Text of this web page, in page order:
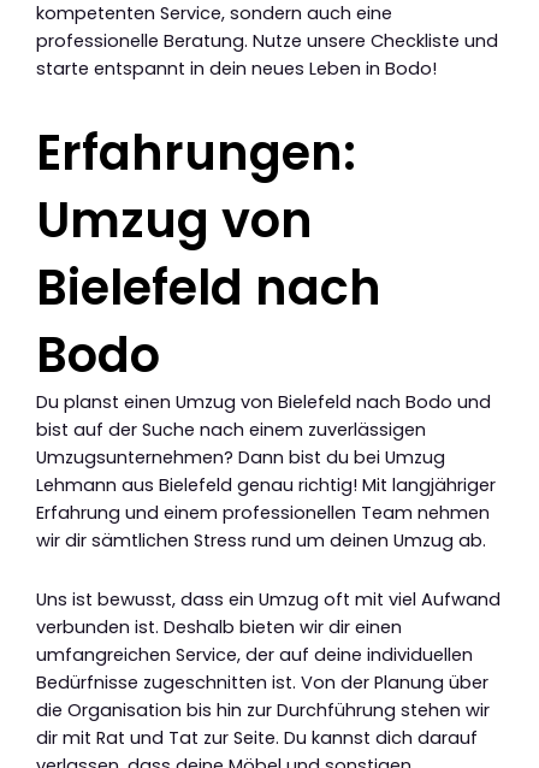
kompetenten Service, sondern auch eine
professionelle Beratung. Nutze unsere Checkliste und
starte entspannt in dein neues Leben in Bodo!
Erfahrungen:
Umzug von
Bielefeld nach
Bodo
Du planst einen Umzug von Bielefeld nach Bodo und
bist auf der Suche nach einem zuverlässigen
Umzugsunternehmen? Dann bist du bei Umzug
Lehmann aus Bielefeld genau richtig! Mit langjähriger
Erfahrung und einem professionellen Team nehmen
wir dir sämtlichen Stress rund um deinen Umzug ab.
Uns ist bewusst, dass ein Umzug oft mit viel Aufwand
verbunden ist. Deshalb bieten wir dir einen
umfangreichen Service, der auf deine individuellen
Bedürfnisse zugeschnitten ist. Von der Planung über
die Organisation bis hin zur Durchführung stehen wir
dir mit Rat und Tat zur Seite. Du kannst dich darauf